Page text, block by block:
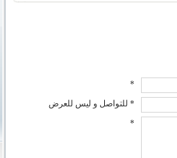
*
* للتواصل و ليس للعرض
*